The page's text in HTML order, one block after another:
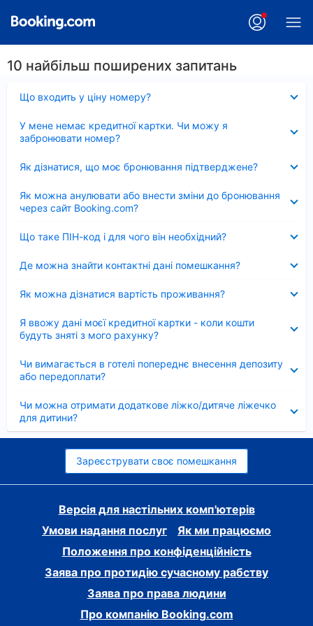
10 найбільш поширених запитань
Що входить у ціну номеру?
У мене немає кредитної картки. Чи можу я
забронювати номер?
Як дізнатися, що моє бронювання підтверджене?
Як можна анулювати або внести зміни до бронювання
через сайт Booking.com?
Що таке ПІН-код і для чого він необхідний?
Де можна знайти контактні дані помешкання?
Як можна дізнатися вартість проживання?
Я ввожу дані моєї кредитної картки - коли кошти
будуть зняті з мого рахунку?
Чи вимагається в готелі попереднє внесення депозиту
або передоплати?
Чи можна отримати додаткове ліжко/дитяче ліжечко
для дитини?
Зареєструвати своє помешкання
Версія для настільних комп'ютерів
Умови надання послуг
Як ми працюємо
Положення про конфіденційність
Заява про протидію сучасному рабству
Заява про права людини
Про компанію Booking.com